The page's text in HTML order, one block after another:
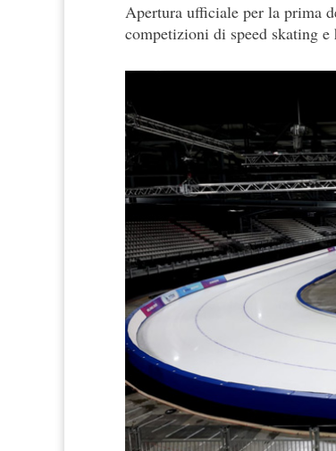
Apertura ufficiale per la prima
competizioni di speed skating